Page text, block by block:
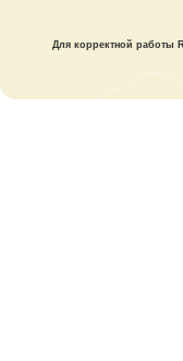
Для корректной работы